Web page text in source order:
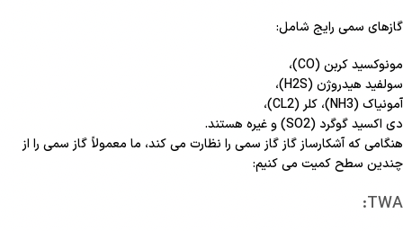
گازهای سمی رایج شامل:
مونوکسید کربن (CO)،
سولفید هیدروژن (H2S)،
آمونیاک (NH3)، کلر (CL2)،
دی اکسید گوگرد (SO2) و غیره هستند.
هنگامی که آشکارساز گاز گاز سمی را نظارت می کند، ما معمولاً گاز سمی را از
چندین سطح کمیت می کنیم:
TWA: